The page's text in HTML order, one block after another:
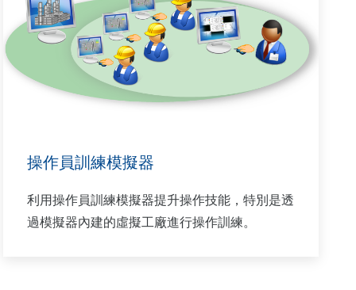
操作員訓練模擬器
利用操作員訓練模擬器提升操作技能，特別是透
過模擬器內建的虛擬工廠進行操作訓練。